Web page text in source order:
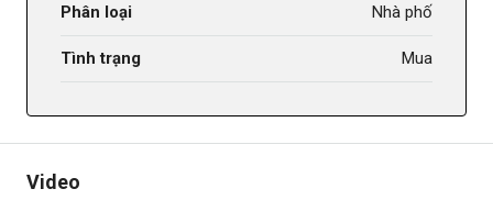
Phân loại Nhà phố
Tình trạng Mua
Video